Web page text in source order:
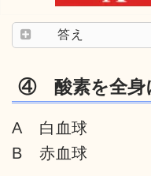
答え
④ 酸素を全身
A 白血球
B 赤血球